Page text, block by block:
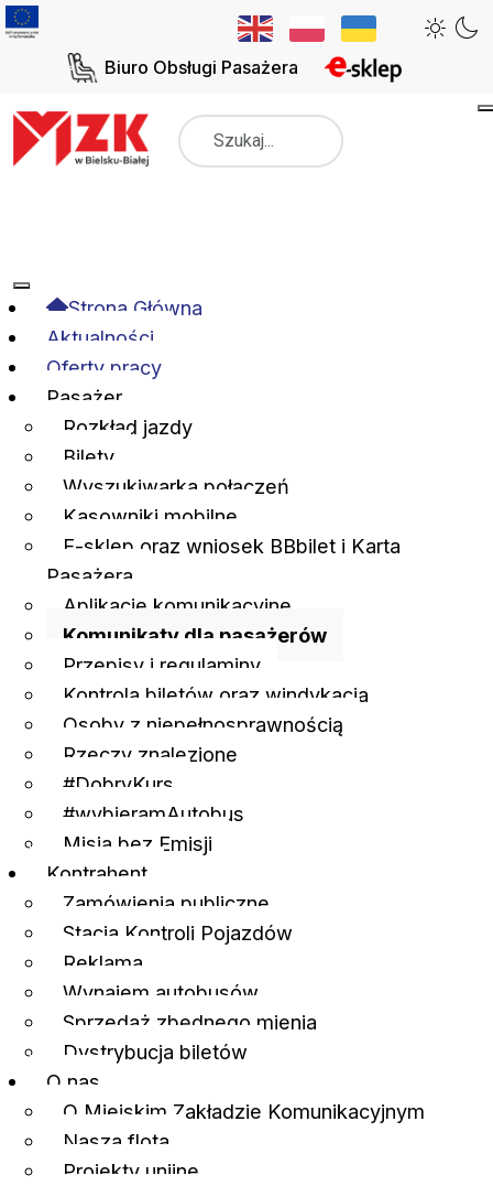
Biuro Obsługi Pasażera
Strona Główna
Aktualności
Oferty pracy
Pasażer
Rozkład jazdy
Bilety
Wyszukiwarka połączeń
Kasowniki mobilne
E-sklep oraz wniosek BBbilet i Karta
Pasażera
Aplikacje komunikacyjne
Komunikaty dla pasażerów
Przepisy i regulaminy
Kontrola biletów oraz windykacja
Osoby z niepełnosprawnością
Rzeczy znalezione
#DobryKurs
#wybieramAutobus
Misja bez Emisji
Kontrahent
Zamówienia publiczne
Stacja Kontroli Pojazdów
Reklama
Wynajem autobusów
Sprzedaż zbędnego mienia
Dystrybucja biletów
O nas
O Miejskim Zakładzie Komunikacyjnym
Nasza flota
Projekty unijne